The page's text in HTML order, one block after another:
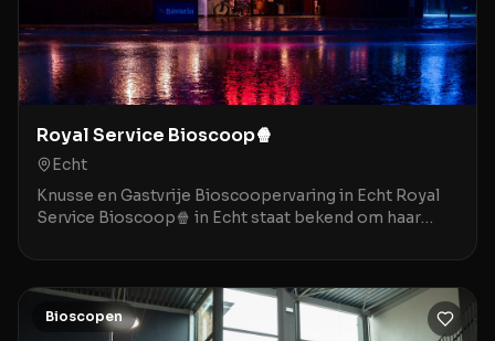
Royal Service Bioscoop🍿
Echt
Knusse en Gastvrije Bioscoopervaring in Echt Royal
Service Bioscoop🍿 in Echt staat bekend om haar
Bioscopen